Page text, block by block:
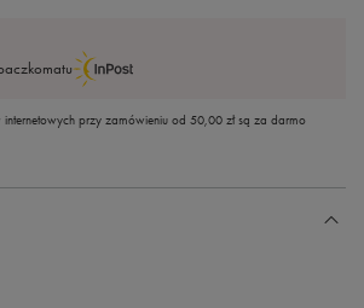
przy zamówieniu od 50,00 złsą za darmo